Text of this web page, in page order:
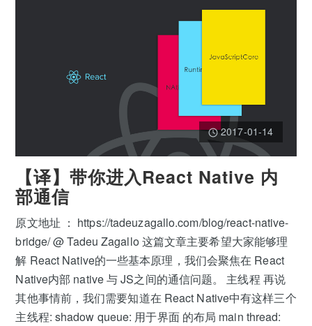
2017-01-14
【译】带你进入React Native 内
部通信
原文地址 ： https://tadeuzagallo.com/blog/react-native-
bridge/ @ Tadeu Zagallo 这篇文章主要希望大家能够理
解 React Native的一些基本原理，我们会聚焦在 React
Native内部 native 与 JS之间的通信问题。 主线程 再说
其他事情前，我们需要知道在 React Native中有这样三个
主线程: shadow queue: 用于界面 的布局 main thread: